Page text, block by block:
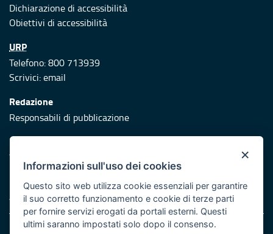
Dichiarazione di accessibilità
Obiettivi di accessibilità
URP
Telefono: 800 713939
Scrivici:email
Redazione
Responsabili di pubblicazione
Protezione civile
Vai al sito di Protezione Civile Puglia
Iniziativa finanziata con risorse del POR Puglia 2014/2020 -
Asse XI
Note legali
×
Informazioni sull'uso dei cookies
Questo sito web utilizza cookie essenziali per garantire
il suo corretto funzionamento e cookie di terze parti
per fornire servizi erogati da portali esterni. Questi
ultimi saranno impostati solo dopo il consenso.